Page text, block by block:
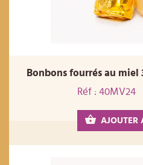
Bonbons fourrés au miel
Réf : 40MV24
AJOUTER